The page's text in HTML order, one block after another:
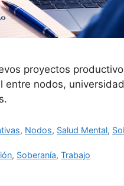
proyectos
nodos,
, Nodos, Salud Mental,
, Soberanía,Trabajo